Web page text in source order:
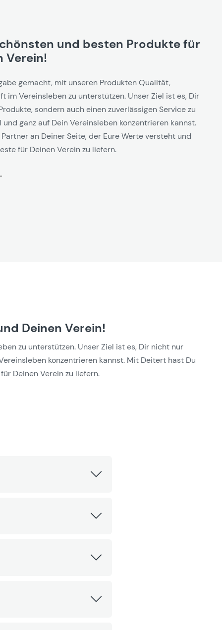
und besten Produkte für
Verein!
gemacht, mit unseren Produkten Qualität,
im Vereinsleben zu unterstützen. Unser Ziel ist es, Dir
sondern auch einen zuverlässigen Service zu
ganz auf Dein Vereinsleben konzentrieren kannst.
an Deiner Seite, der Eure Werte versteht und
für Deinen Verein zu liefern.
Deinen Verein!
zu unterstützen. Unser Ziel ist es, Dir nicht nur
konzentrieren kannst. Mit Deitert hast Du
Deinen Verein zu liefern.